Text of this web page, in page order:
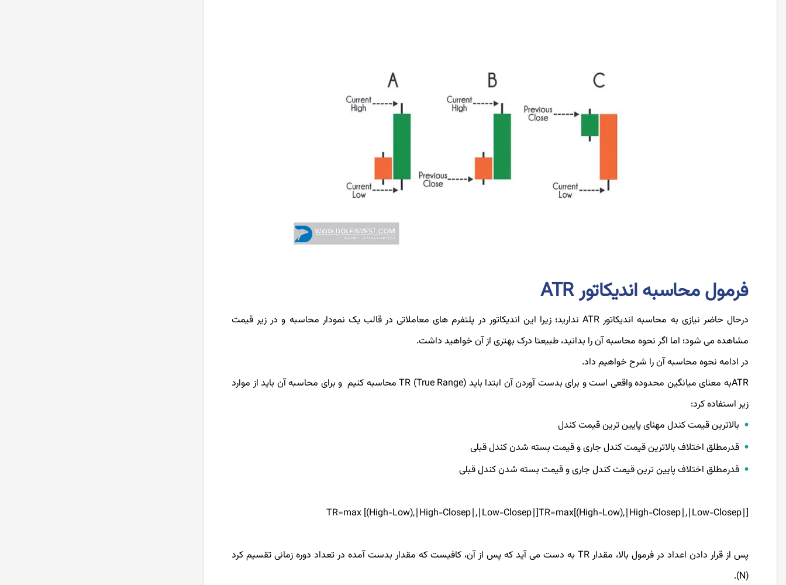
فرمول محاسبه اندیکاتور ATR
درحال حاضر نیازی به محاسبه اندیکاتور ATR ندارید؛ زیرا این اندیکاتور در پلتفرم های معاملاتی در قالب یک نمودار محاسبه و در زیر قیمت
مشاهده می شود؛ اما اگر نحوه محاسبه آن را بدانید، طبیعتا درک بهتری از آن خواهید داشت.
در ادامه نحوه محاسبه آن را شرح خواهیم داد.
ATRبه معنای میانگین محدوده واقعی است‌ و برای بدست آوردن آن ابتدا باید TR (True Range) محاسبه کنیم و برای محاسبه آن باید از موارد
زیر استفاده کرد:
بالاترین قیمت کندل مهنای پایین ترین قیمت کندل
قدرمطلق اختلاف بالاترین قیمت کندل جاری و قیمت بسته شدن کندل قبلی
قدرمطلق اختلاف پایین ترین قیمت کندل جاری و قیمت بسته شدن کندل قبلی
TR=max [(High−Low),∣High−Closep∣,∣Low−Closep∣]TR=max[(High−Low),∣High−Closep∣,∣Low−Closep∣]
پس از قرار دادن اعداد در فرمول بالا، مقدار TR به دست می ‌آید که پس از آن، کافیست که مقدار بدست آمده در تعداد دوره زمانی تقسیم کرد
(N).